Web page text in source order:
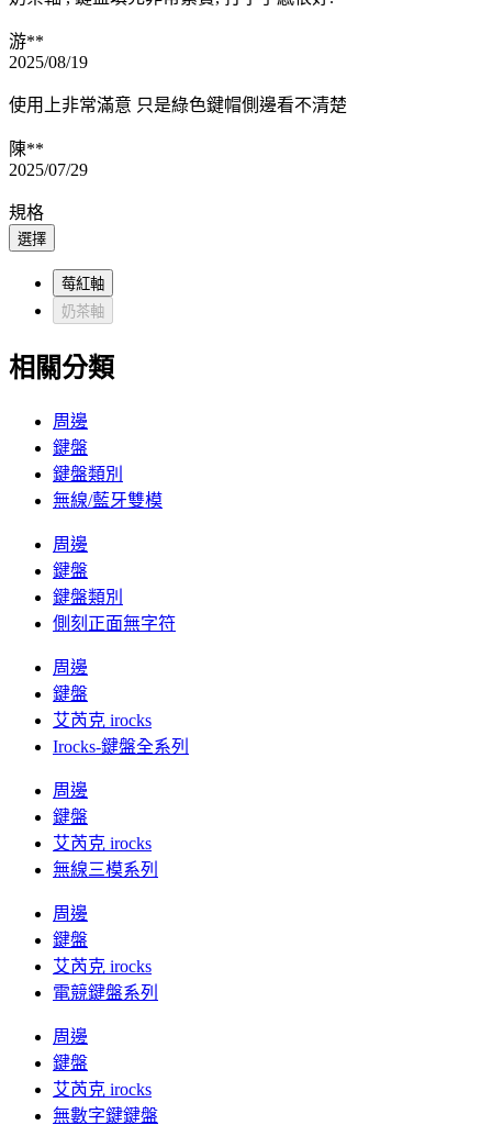
游**
2025/08/19
使用上非常滿意 只是綠色鍵帽側邊看不清楚
陳**
2025/07/29
規格
選擇
莓紅軸
奶茶軸
相關分類
周邊
鍵盤
鍵盤類別
無線/藍牙雙模
周邊
鍵盤
鍵盤類別
側刻正面無字符
周邊
鍵盤
艾芮克 irocks
Irocks-鍵盤全系列
周邊
鍵盤
艾芮克 irocks
無線三模系列
周邊
鍵盤
艾芮克 irocks
電競鍵盤系列
周邊
鍵盤
艾芮克 irocks
無數字鍵鍵盤